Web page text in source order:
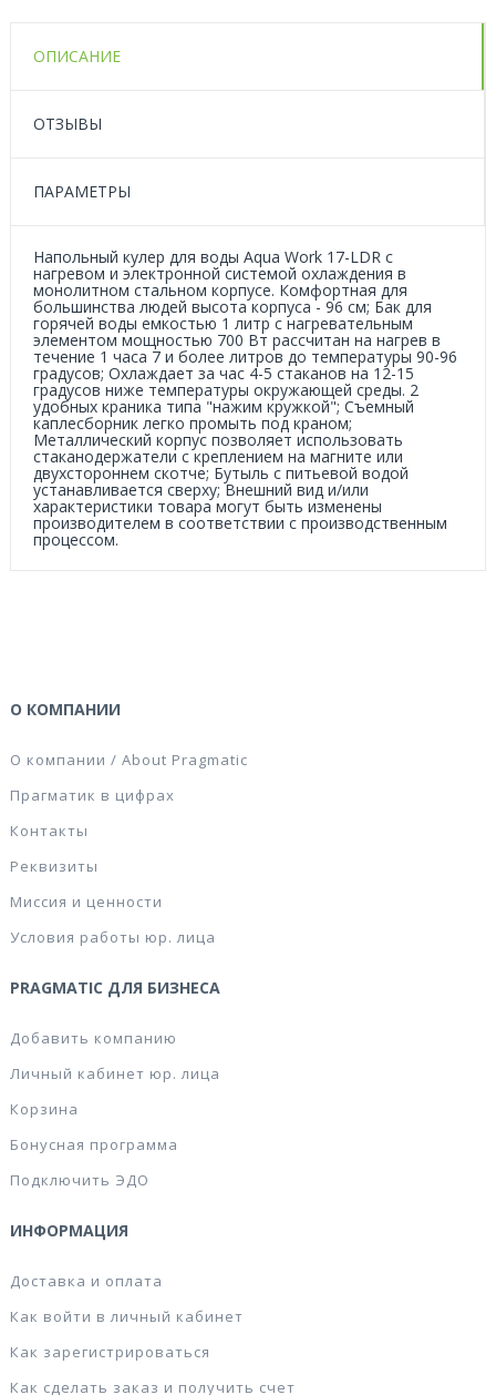
ОПИСАНИЕ
ОТЗЫВЫ
ПАРАМЕТРЫ
Напольный кулер для воды Aqua Work 17-LDR с
нагревом и электронной системой охлаждения в
монолитном стальном корпусе. Комфортная для
большинства людей высота корпуса - 96 см; Бак для
горячей воды емкостью 1 литр с нагревательным
элементом мощностью 700 Вт рассчитан на нагрев в
течение 1 часа 7 и более литров до температуры 90-96
градусов; Охлаждает за час 4-5 стаканов на 12-15
градусов ниже температуры окружающей среды. 2
удобных краника типа "нажим кружкой"; Съемный
каплесборник легко промыть под краном;
Металлический корпус позволяет использовать
стаканодержатели с креплением на магните или
двухстороннем скотче; Бутыль с питьевой водой
устанавливается сверху; Внешний вид и/или
характеристики товара могут быть изменены
производителем в соответствии с производственным
процессом.
О КОМПАНИИ
О компании / About Pragmatic
Прагматик в цифрах
Контакты
Реквизиты
Миссия и ценности
Условия работы юр. лица
PRAGMATIC ДЛЯ БИЗНЕСА
Добавить компанию
Личный кабинет юр. лица
Корзина
Бонусная программа
Подключить ЭДО
ИНФОРМАЦИЯ
Доставка и оплата
Как войти в личный кабинет
Как зарегистрироваться
Как сделать заказ и получить счет